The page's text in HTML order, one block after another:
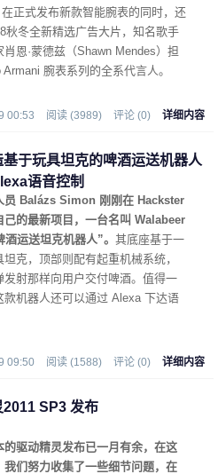
在正式发布新款智能腕表的同时，还
秋冬全新精选广告大片，知名歌手
肖恩·蒙德兹（Shawn Mendes）担
腕表系列的全系代言人。
00:53 阅读 (3989) 评论 (0) 详细内容
基于玩具坦克的啤酒运送机器人
语音控制
员 Balázs Simon 刚刚在 Hackster
己的最新项目，一台名叫 Walabeer
运送坦克机器人”。 其底座基于一
克，顶部则配有起重机械系统，
发射那样向用户交付啤酒。值得一
款机器人还可以通过 Alexa 下达语
09:50 阅读 (1588) 评论 (0) 详细内容
2011 SP3 发布
的驱动精灵发布已一月有余，在这
我们努力收集了一些细节问题，在